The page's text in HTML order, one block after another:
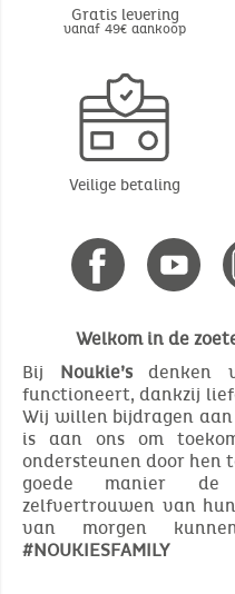
Gratis levering
vanaf 49€ aankoop
Veilige betaling
Welkom in de
Bij Noukie’sdenken
functioneert, dankzij
Wij willen bijdragen
is aan ons om
ondersteunen door hen
goede manier
zelfvertrouwen van
van morgen
#NOUKIESFAMILY